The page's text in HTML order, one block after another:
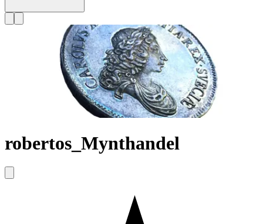
robertos_Mynthandel